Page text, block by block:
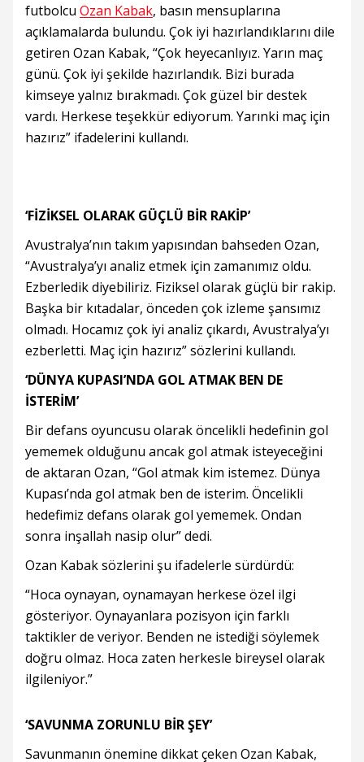
futbolcu Ozan Kabak, basın mensuplarına
açıklamalarda bulundu. Çok iyi hazırlandıklarını dile
getiren Ozan Kabak, “Çok heyecanlıyız. Yarın maç
günü. Çok iyi şekilde hazırlandık. Bizi burada
kimseye yalnız bırakmadı. Çok güzel bir destek
vardı. Herkese teşekkür ediyorum. Yarınki maç için
hazırız” ifadelerini kullandı.
‘FİZİKSEL OLARAK GÜÇLÜ BİR RAKİP’
Avustralya’nın takım yapısından bahseden Ozan,
“Avustralya’yı analiz etmek için zamanımız oldu.
Ezberledik diyebiliriz. Fiziksel olarak güçlü bir rakip.
Başka bir kıtadalar, önceden çok izleme şansımız
olmadı. Hocamız çok iyi analiz çıkardı, Avustralya’yı
ezberletti. Maç için hazırız” sözlerini kullandı.
‘DÜNYA KUPASI’NDA GOL ATMAK BEN DE
İSTERİM’
Bir defans oyuncusu olarak öncelikli hedefinin gol
yememek olduğunu ancak gol atmak isteyeceğini
de aktaran Ozan, “Gol atmak kim istemez. Dünya
Kupası’nda gol atmak ben de isterim. Öncelikli
hedefimiz defans olarak gol yememek. Ondan
sonra inşallah nasip olur” dedi.
Ozan Kabak sözlerini şu ifadelerle sürdürdü:
“Hoca oynayan, oynamayan herkese özel ilgi
gösteriyor. Oynayanlara pozisyon için farklı
taktikler de veriyor. Benden ne istediği söylemek
doğru olmaz. Hoca zaten herkesle bireysel olarak
ilgileniyor.”
‘SAVUNMA ZORUNLU BİR ŞEY’
Savunmanın önemine dikkat çeken Ozan Kabak,